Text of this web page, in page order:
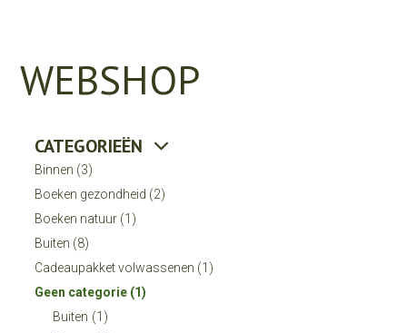
WEBSHOP
CATEGORIEËN
Binnen (3)
Boeken gezondheid (2)
Boeken natuur (1)
Buiten (8)
Cadeaupakket volwassenen (1)
Geen categorie (1)
Buiten (1)